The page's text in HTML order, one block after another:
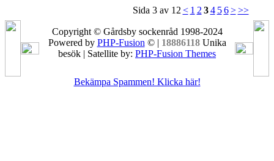
Sida 3 av 12 < 1 2 3 4 5 6 > >>
Copyright © Gårdsby sockenråd 1998-2024
Powered by PHP-Fusion © | 18886118 Unika
besök | Satellite by: PHP-Fusion Themes
Bekämpa Spammen! Klicka här!